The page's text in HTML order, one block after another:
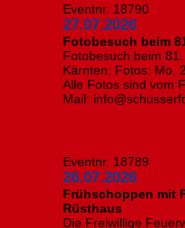
Eventnr. 18790
27.07.2026
Fotobesuch beim
Fotobesuch beim
Kärnten. Fotos: Mo,
Alle Fotos sind vom
Mail:
Eventnr. 18789
26.07.2026
Frühschoppen mit
Rüsthaus
Die Freiwillige